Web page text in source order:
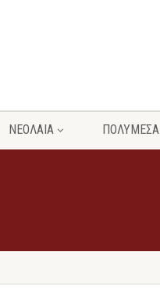
ΝΕΟΛΑΙΑ ΠΟΛΥΜΕΣΑ